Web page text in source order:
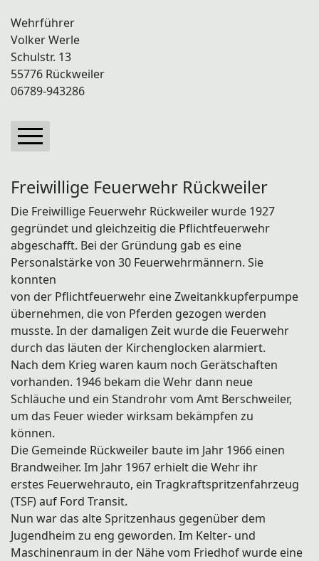
Wehrführer
Volker Werle
Schulstr. 13
55776 Rückweiler
06789-943286
Narrenschar 1993
Musikverein
Kirchenchor Herz Jesu
Theatergruppe Rückweiler
Seniorentreff
Landfrauen
VDK
Vogelschutzgruppe-Heide
Schlepperfreunde-Heide
Frauen & Mutterverein
Der Kindertreff Heide
FC-Heide
Förderverein der FFW
Straußjugend
Freiwillige Feuerwehr Rückweiler
Die Freiwillige Feuerwehr Rückweiler wurde 1927
gegründet und gleichzeitig die Pflichtfeuerwehr
abgeschafft. Bei der Gründung gab es eine
Personalstärke von 30 Feuerwehrmännern. Sie
konnten
von der Pflichtfeuerwehr eine Zweitankkupferpumpe
übernehmen, die von Pferden gezogen werden
musste. In der damaligen Zeit wurde die Feuerwehr
durch das läuten der Kirchenglocken alarmiert.
Nach dem Krieg waren kaum noch Gerätschaften
vorhanden. 1946 bekam die Wehr dann neue
Schläuche und ein Standrohr vom Amt Berschweiler,
um das Feuer wieder wirksam bekämpfen zu
können.
Die Gemeinde Rückweiler baute im Jahr 1966 einen
Brandweiher. Im Jahr 1967 erhielt die Wehr ihr
erstes Feuerwehrauto, ein Tragkraftspritzenfahrzeug
(TSF) auf Ford Transit.
Nun war das alte Spritzenhaus gegenüber dem
Jugendheim zu eng geworden. Im Kelter- und
Maschinenraum in der Nähe vom Friedhof wurde eine